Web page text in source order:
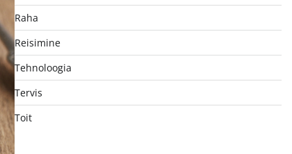
Raha
Reisimine
Tehnoloogia
Tervis
Toit